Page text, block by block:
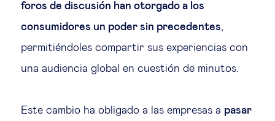
foros de discusión han otorgado a los
consumidores un poder sin precedentes,
permitiéndoles compartir sus experiencias con
una audiencia global en cuestión de minutos.
Este cambio ha obligado a las empresas a pasar